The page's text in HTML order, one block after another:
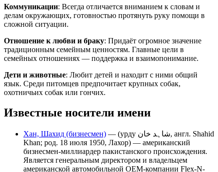
Коммуникации: Всегда отличается вниманием к словам и
делам окружающих, готовностью протянуть руку помощи в
сложной ситуации.
Отношение к любви и браку: Придаёт огромное значение
традиционным семейным ценностям. Главные цели в
семейных отношениях — поддержка и взаимопонимание.
Дети и животные: Любит детей и находит с ними общий
язык. Среди питомцев предпочитает крупных собак,
охотничьих собак или гончих.
Известные носители имени
Хан, Шахид (бизнесмен) — (урду شاہد خان‎, англ. Shahid
Khan; род. 18 июля 1950, Лахор) — американский
бизнесмен-миллиардер пакистанского происхождения.
Является генеральным директором и владельцем
американской автомобильной OEM-компании Flex-N-